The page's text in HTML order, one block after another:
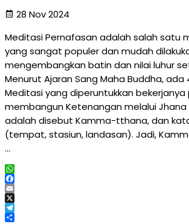
28 Nov 2024
Meditasi Pernafasan adalah salah satu
yang sangat populer dan mudah
mengembangkan batin dan nilai luhur
Menurut Ajaran Sang Maha Buddha,
Meditasi yang diperuntukkan bekerjanya
membangun Ketenangan melalui Jhana
adalah disebut Kamma-tthana, dan kata
(tempat, stasiun, landasan). Jadi,
…
WhatsApp
Facebook
Email
X
Telegram